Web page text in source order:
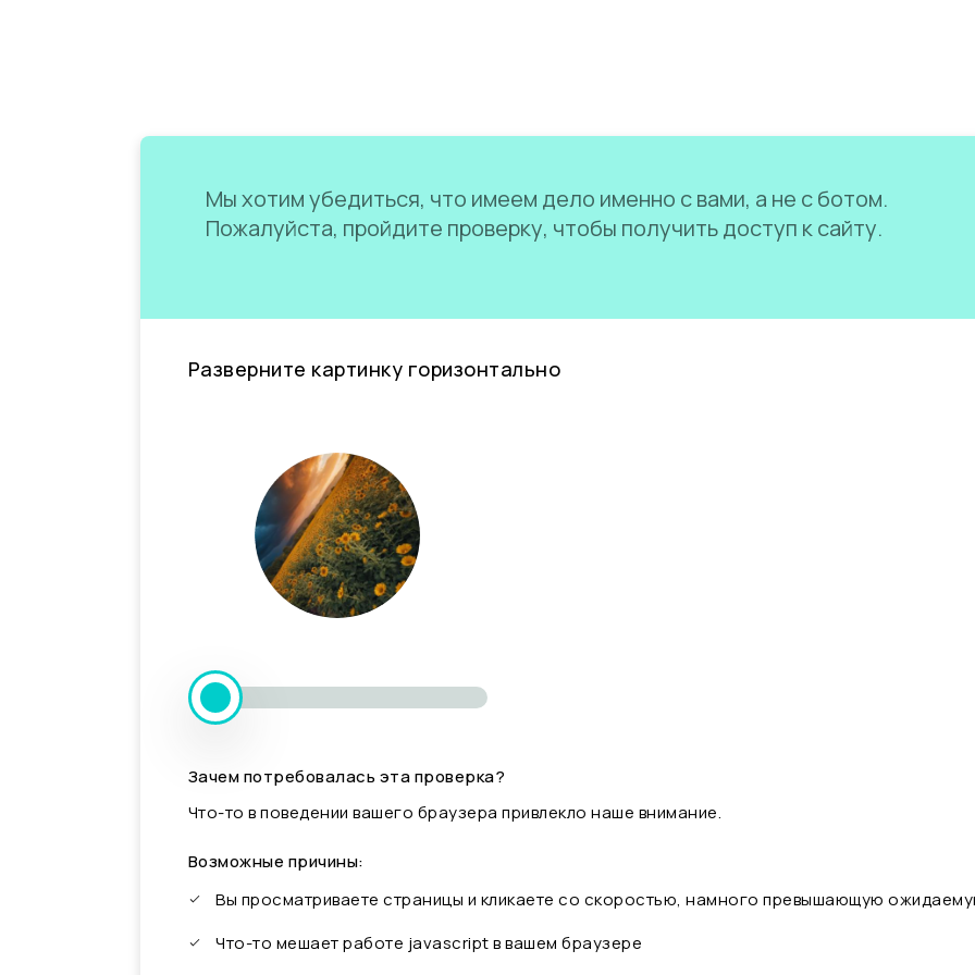
Мы хотим убедиться, что имеем дело именно с вами, а не с ботом.
Пожалуйста, пройдите проверку, чтобы получить доступ к сайту.
Разверните картинку горизонтально
Зачем потребовалась эта проверка?
Что-то в поведении вашего браузера привлекло наше внимание.
Возможные причины:
Вы просматриваете страницы и кликаете со скоростью, намного превышающую
Что-то мешает работе javascript в вашем браузере